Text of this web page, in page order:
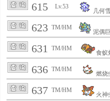
615 Lv.53
几何
623 TM/HM
泥偶
631 TM/HM
食蚁
636 TM/HM
燃烧
637 TM/HM
火神